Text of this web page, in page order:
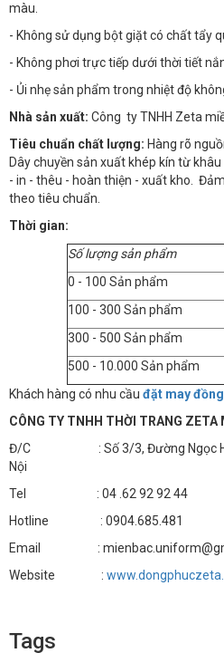
màu.
- Không sử dụng bột giặt có chất tẩy
- Không phơi trực tiếp dưới thời tiết
- Ủi nhẹ sản phẩm trong nhiệt độ
Nhà sản xuất: Công ty TNHH Zeta
Tiêu chuẩn chất lượng: Hàng rõ
Dây chuyền sản xuất khép kín từ
- in - thêu - hoàn thiện - xuất kho.
theo tiêu chuẩn.
Thời gian:
Số lượng sản phẩm
0 - 100 Sản phẩm
100 - 300 Sản phẩm
300 - 500 Sản phẩm
500 - 10.000 Sản phẩm
Khách hàng có nhu cầu đặt may
CÔNG TY TNHH THỜI TRANG ZETA
Đ/C : Số 3/3, Đường Ngọc Hồi,
Nội
Tel : 04 .62 92 92 44
Hotline : 0904.685.481
Email :
Website :
Tags